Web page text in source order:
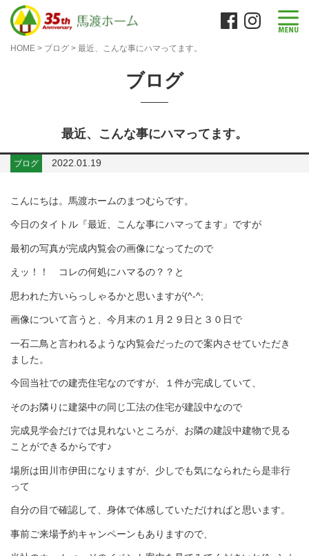
HOME > ブログ > 最近、こんな事にハマってます。
ブログ
最近、こんな事にハマってます。
ブログ 2022.01.19
こんにちは。馬渡ホームのまつむらです。
今日のタイトル『最近、こんな事にハマってます』ですが
最初の写真が完成内覧会の画像になってたので
えッ！！ コレの何処にハマるの？？と
思われた方いらっしゃるかと思いますが(^-^;
画像について言うと、今月末の１月２９日と３０日で
一石二鳥と言われるような内覧会だったので案内させていただき
ました。
今回当社での建売住宅なのですが、１件が完成していて、
そのお隣りに建築中の同じ工法の住宅が建設中なので
完成見学会だけでは見れないところが、お隣の建設中建物で見る
ことができるからです♪
場所は田川市伊田になりますが、少しでも気になられたら是非行
って
自分の目で確認して、身体で体感していただければと思います。
事前ご来場予約キャンペーンもありますので、